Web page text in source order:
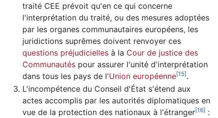
traité CEE prévoit qu'en ce qui concerne
l'interprétation du traité, ou des mesures adoptées
par les organes communautaires européens, les
juridictions suprêmes doivent renvoyer ces
questions préjudiciellesà la Cour de justice des
Communautéspour assurer l'unité d'interprétation
dans tous les pays de l'Union européenne[15].
L'incompétence du Conseil d'État s'étend aux
actes accomplis par les autorités diplomatiques en
vue de la protection des nationaux à l'étranger[16] :